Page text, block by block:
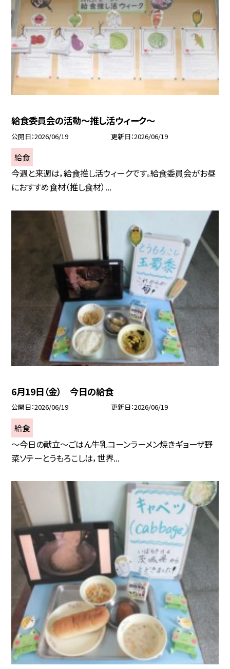
給食委員会の活動～推し活ウィーク～
公開日 2026/06/19 更新日 2026/06/19
給食
今週と来週は，給食推し活ウィークです。給食委員会がお昼
におすすめ食材（推し食材）...
6月19日（金） 今日の給食
公開日 2026/06/19 更新日 2026/06/19
給食
～今日の献立～ごはん牛乳コーンラーメン焼きギョーザ野
菜ソテーとうもろこしは，世界...